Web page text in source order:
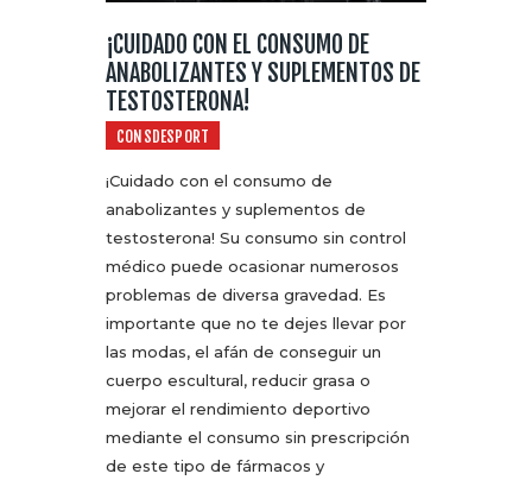
¡CUIDADO CON EL CONSUMO DE
ANABOLIZANTES Y SUPLEMENTOS DE
TESTOSTERONA!
CONSDESPORT
¡Cuidado con el consumo de
anabolizantes y suplementos de
testosterona! Su consumo sin control
médico puede ocasionar numerosos
problemas de diversa gravedad. Es
importante que no te dejes llevar por
las modas, el afán de conseguir un
cuerpo escultural, reducir grasa o
mejorar el rendimiento deportivo
mediante el consumo sin prescripción
de este tipo de fármacos y